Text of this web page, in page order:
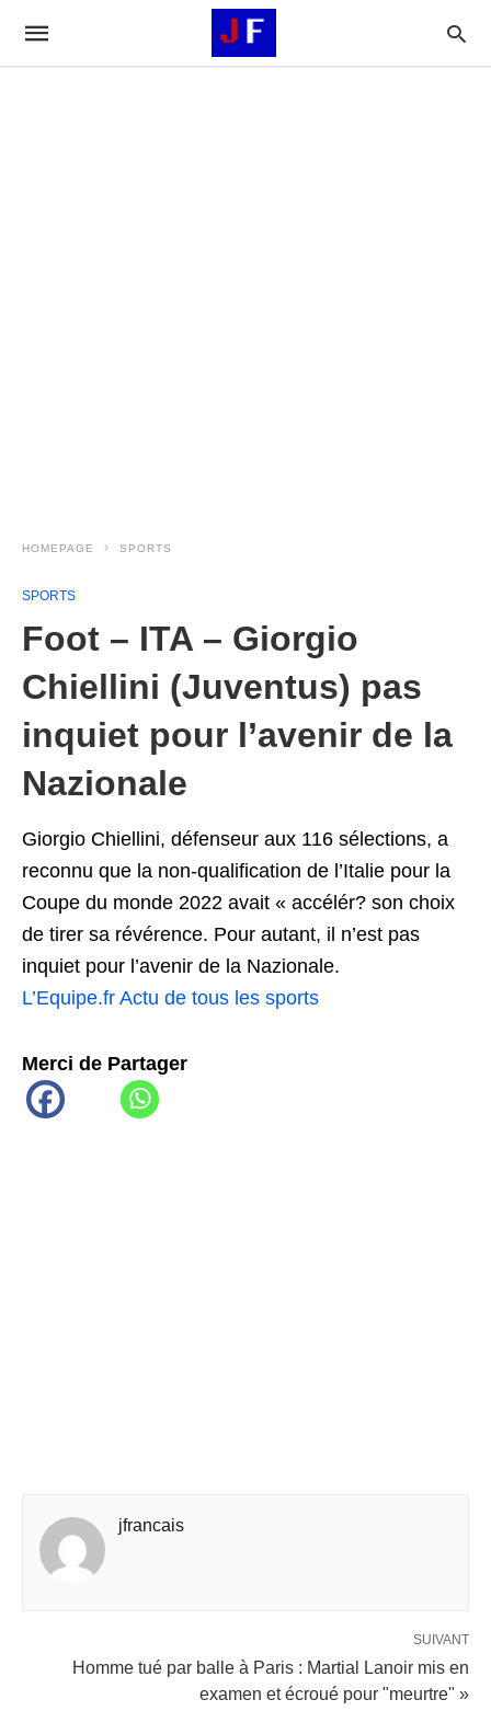
HOMEPAGE SPORTS
SPORTS
Foot – ITA – Giorgio
Chiellini (Juventus) pas
inquiet pour l’avenir de la
Nazionale
Giorgio Chiellini, défenseur aux 116 sélections, a
reconnu que la non-qualification de l’Italie pour la
Coupe du monde 2022 avait « accélér? son choix
de tirer sa révérence. Pour autant, il n’est pas
inquiet pour l’avenir de la Nazionale.
L’Equipe.fr Actu de tous les sports
Merci de Partager
jfrancais
SUIVANT
Homme tué par balle à Paris : Martial Lanoir mis en
examen et écroué pour "meurtre" »